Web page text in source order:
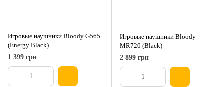
Игровые наушники Bloody G565
(Energy Black)
1 399 грн
Игровые наушники Bloody
MR720 (Black)
2 899 грн